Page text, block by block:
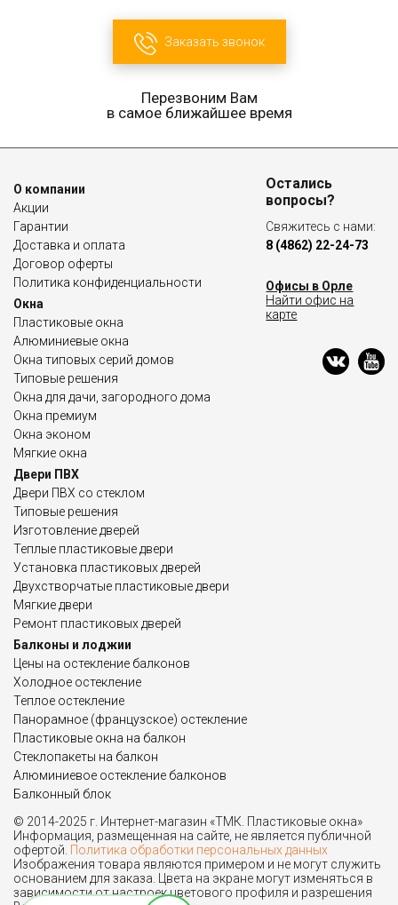
Заказать звонок
Перезвоним Вам
в самое ближайшее время
О компании
Акции
Гарантии
Доставка и оплата
Договор оферты
Политика конфиденциальности
Окна
Пластиковые окна
Алюминиевые окна
Окна типовых серий домов
Типовые решения
Окна для дачи, загородного дома
Окна премиум
Окна эконом
Мягкие окна
Двери ПВХ
Двери ПВХ со стеклом
Типовые решения
Изготовление дверей
Теплые пластиковые двери
Установка пластиковых дверей
Двухстворчатые пластиковые двери
Мягкие двери
Ремонт пластиковых дверей
Балконы и лоджии
Цены на остекление балконов
Холодное остекление
Теплое остекление
Панорамное (французское) остекление
Пластиковые окна на балкон
Стеклопакеты на балкон
Алюминиевое остекление балконов
Балконный блок
Остались
вопросы?
Свяжитесь с нами:
8 (4862) 22-24-73
Офисы в Орле
Найти офис на
карте
© 2014-2025 г. Интернет-магазин «ТМК. Пластиковые окна»
Информация, размещенная на сайте, не является публичной
офертой. Политика обработки персональных данных
Изображения товара являются примером и не могут служить
основанием для заказа. Цвета на экране могут изменяться в
зависимости от настроек цветового профиля и разрешения